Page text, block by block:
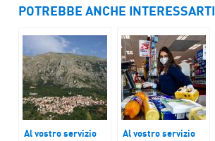
POTREBBE ANCHE INTERESSARTI
Al vostro servizio
Al vostro servizio